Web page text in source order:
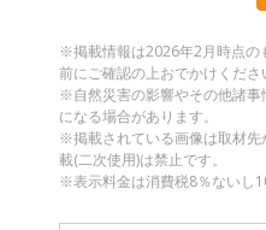
※掲載情報は2026年2月時点の
前にご確認の上おでかけくださ
※自然災害の影響やその他諸事
になる場合があります。
※掲載されている画像は取材
載(二次使用)は禁止です。
※表示料金は消費税8％ないし